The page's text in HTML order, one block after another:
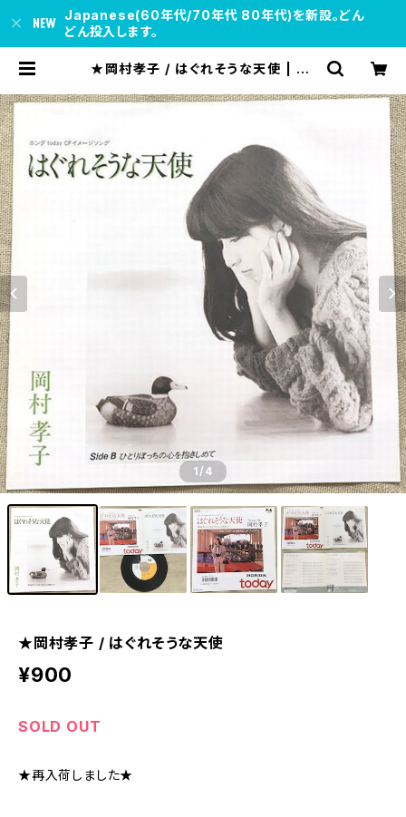
Japanese(60年代/70年代 80年代)を新設。どん
どん投入します。
★岡村孝子 / はぐれそうな天使 | so
1/4
★岡村孝子 / はぐれそうな天使
¥900
SOLD OUT
★再入荷しました★